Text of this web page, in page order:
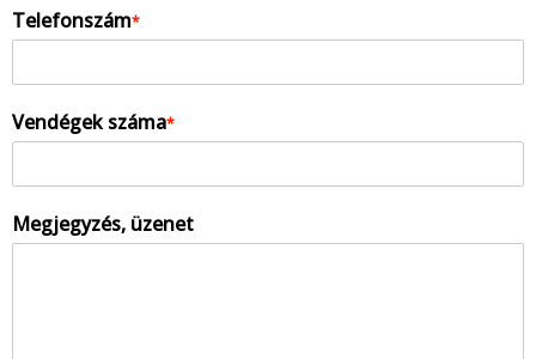
Telefonszám*
Vendégek száma*
Megjegyzés, üzenet